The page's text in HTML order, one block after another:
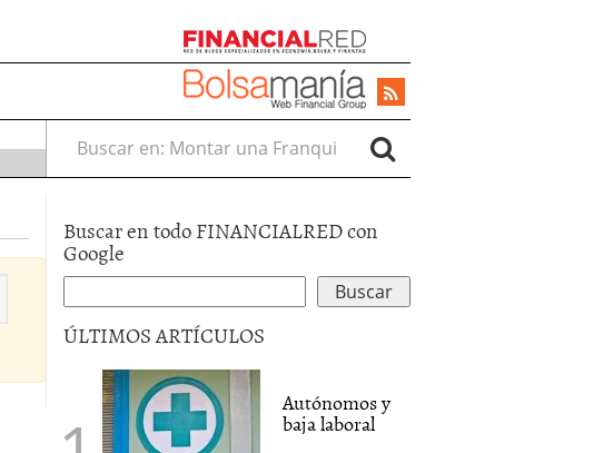
Buscar en:
Buscar en todo FINANCIALRED con
Google
ÚLTIMOS ARTÍCULOS
Autónomos y
baja laboral